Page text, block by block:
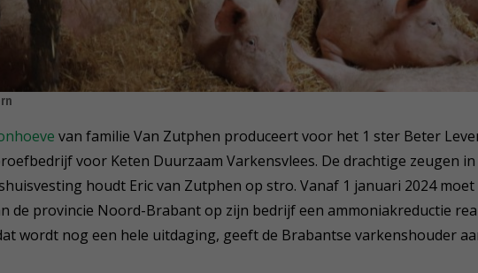
van familie Van Zutphen produceert voor het 1 ster Beter
voor Keten Duurzaam Varkensvlees. De drachtige zeugen in
houdt Eric van Zutphen op stro. Vanaf 1 januari 2024
de provincie Noord-Brabant op zijn bedrijf een ammoniakreductie
wordt nog een hele uitdaging, geeft de Brabantse varkenshouder